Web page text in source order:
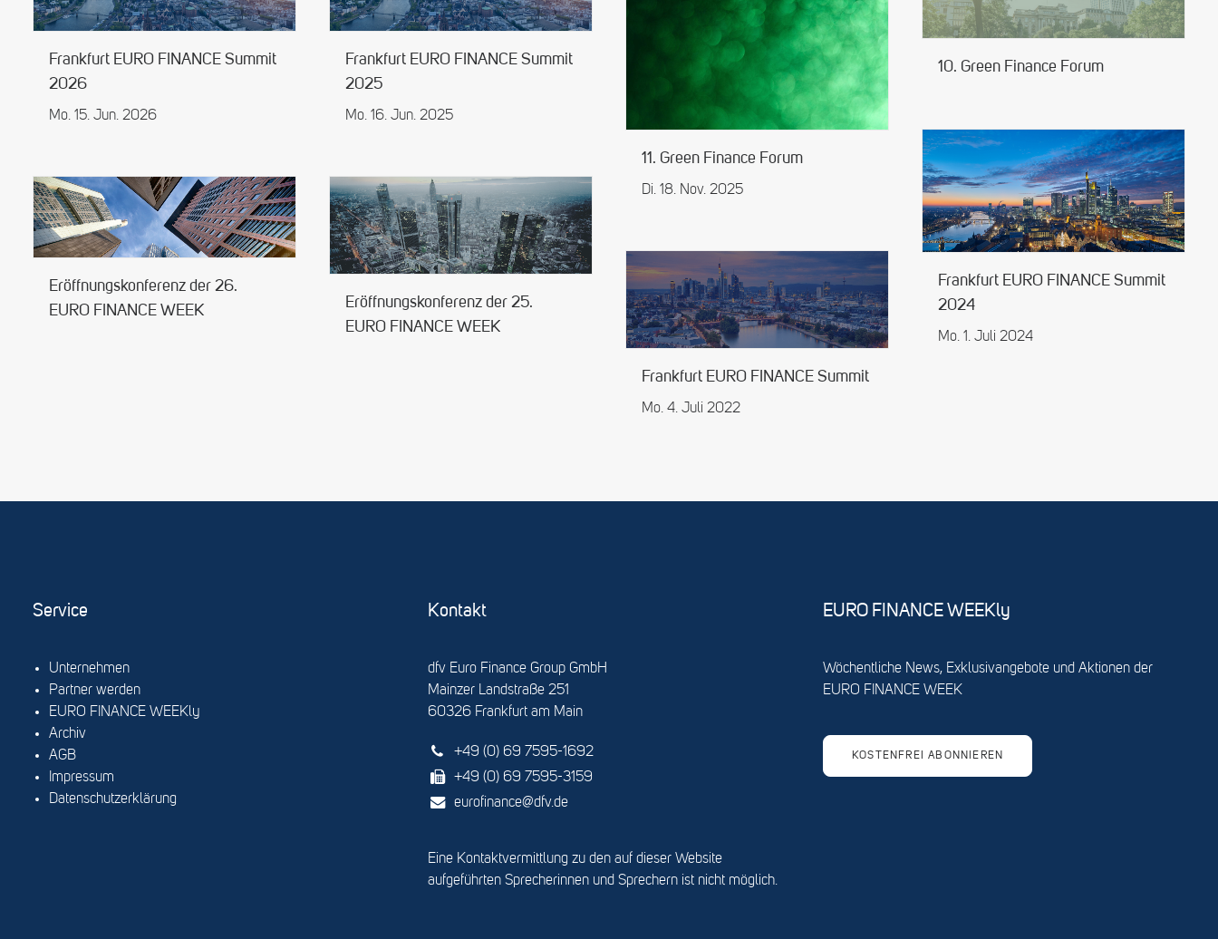
Frankfurt EURO FINANCE Summit
2026
Mo. 15. Jun. 2026
Frankfurt EURO FINANCE Summit
2025
Mo. 16. Jun. 2025
11. Green Finance Forum
Di. 18. Nov. 2025
10. Green Finance Forum
Frankfurt EURO FINANCE Summit
2024
Mo. 1. Juli 2024
Eröffnungskonferenz der 26.
EURO FINANCE WEEK
Eröffnungskonferenz der 25.
EURO FINANCE WEEK
Frankfurt EURO FINANCE Summit
Mo. 4. Juli 2022
Service
Unternehmen
Partner werden
EURO FINANCE WEEKly
Archiv
AGB
Impressum
Datenschutzerklärung
Kontakt
dfv Euro Finance Group GmbH
Mainzer Landstraße 251
60326 Frankfurt am Main
+49 (0) 69 7595-1692
+49 (0) 69 7595-3159
eurofinance@dfv.de
Eine Kontaktvermittlung zu den auf dieser Website
aufgeführten Sprecherinnen und Sprechern ist nicht möglich.
EURO FINANCE WEEKly
Wöchentliche News, Exklusivangebote und Aktionen der
EURO FINANCE WEEK
KOSTENFREI ABONNIEREN